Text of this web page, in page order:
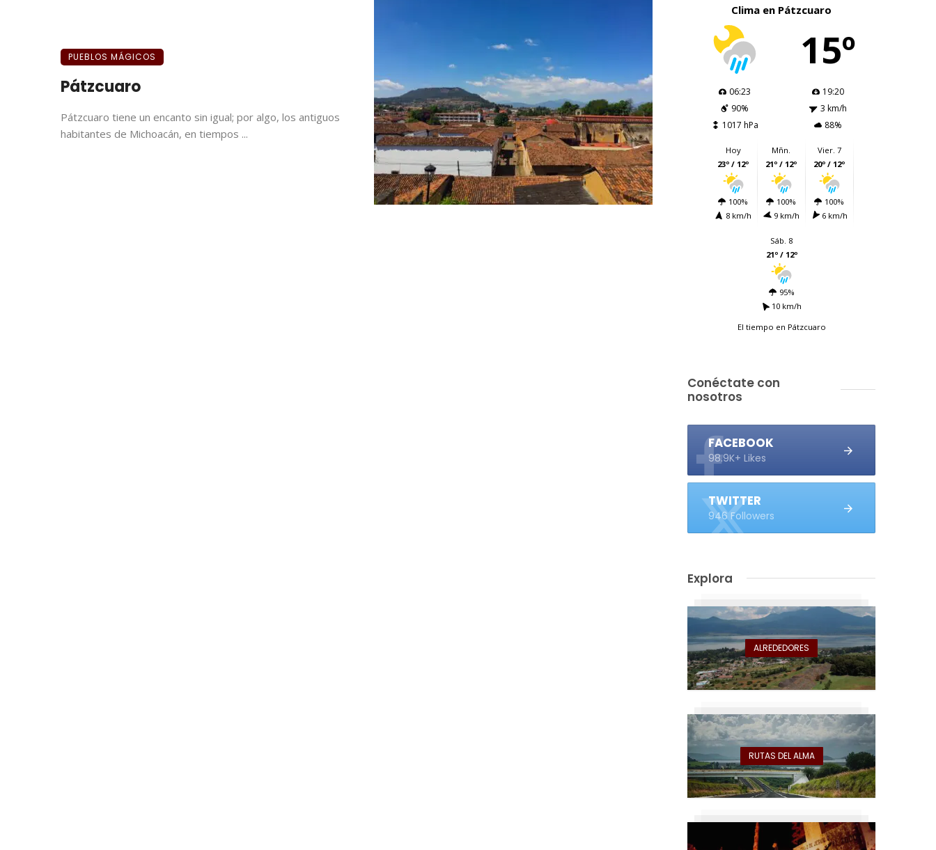
PUEBLOS MÁGICOS
Pátzcuaro
Pátzcuaro tiene un encanto sin igual; por algo, los antiguos
habitantes de Michoacán, en tiempos ...
Clima en Pátzcuaro
15º
06:23
19:20
90%
3 km/h
1017 hPa
88%
Hoy
23º / 12º
100%
8 km/h
Mñn.
21º / 12º
100%
9 km/h
Vier. 7
20º / 12º
100%
6 km/h
Sáb. 8
21º / 12º
95%
10 km/h
El tiempo en Pátzcuaro
Conéctate con
nosotros
FACEBOOK
98.9K+ Likes
TWITTER
946 Followers
Explora
ALREDEDORES
RUTAS DEL ALMA